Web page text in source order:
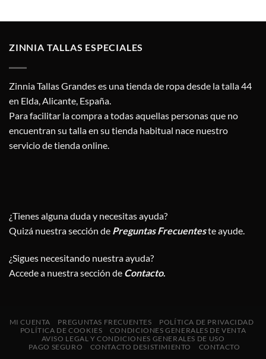
ZINNIA TALLAS ESPECIALES
Zinnia Tallas Grandes es una tienda de ropa desde la talla 44
en Elda, Alicante, España.
Para facilitar la compra a todas aquellas personas que no
encuentran su talla en su tienda habitual nace nuestro
servicio de tienda online.
¿Tienes alguna duda y necesitas ayuda?
Quizá nuestra sección de Preguntas Frecuenteste ayude.
¿Sigues necesitando nuestra ayuda?
Accede a nuestra sección de Contacto.
MI CUENTA PREGUNTAS FRECUENTES
POLÍTICA DE PRIVACIDAD
POLÍTICA DE COOKIES
CONDICIONES GENERALES DE VENTA
AVISO LEGAL Y CONDICIONES GENERALES DE USO
PAGO SEGURO
CONTACTO DESISTIMIENTO CONTACTO